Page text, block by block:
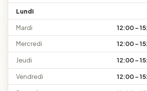
Lundi
Mardi 12:00 –
Mercredi 12:00 –
Jeudi 12:00 –
Vendredi 12:00 –